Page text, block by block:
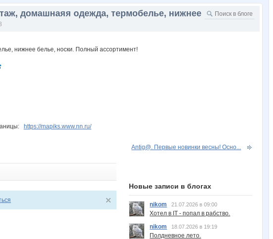
домашнаяя одежда, термобелье, нижнее
https://mapiks.www.nn.ru/
Аntig@. Первые новинки весны! Осно...
Новые записи в блогах
nikom 21.07.2026 в 09:00
Хотел в IT - попал в рабство.
nikom
18.07.2026 в 19:19
Полдневное лето.